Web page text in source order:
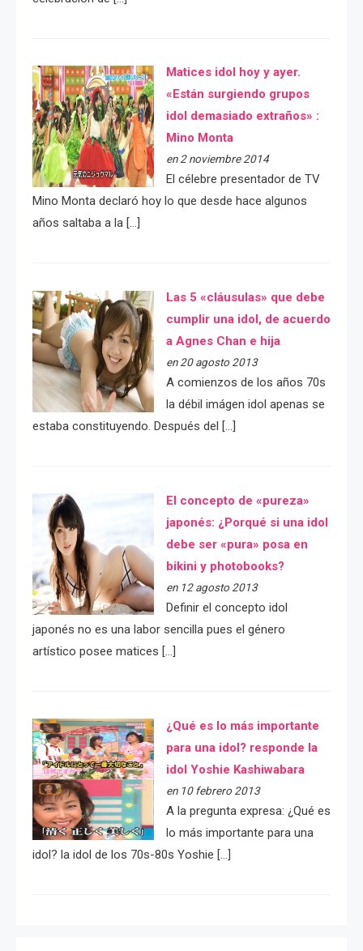
Matices idol hoy y ayer.
«Están surgiendo grupos
idol demasiado extraños» :
Mino Monta
en 2 noviembre 2014
El célebre presentador de TV
Mino Monta declaró hoy lo que desde hace algunos
años saltaba a la […]
Las 5 «cláusulas» que debe
cumplir una idol, de acuerdo
a Agnes Chan e hija
en 20 agosto 2013
A comienzos de los años 70s
la débil imágen idol apenas se
estaba constituyendo. Después del […]
El concepto de «pureza»
japonés: ¿Porqué si una idol
debe ser «pura» posa en
bikini y photobooks?
en 12 agosto 2013
Definir el concepto idol
japonés no es una labor sencilla pues el género
artístico posee matices […]
¿Qué es lo más importante
para una idol? responde la
idol Yoshie Kashiwabara
en 10 febrero 2013
A la pregunta expresa: ¿Qué es
lo más importante para una
idol? la idol de los 70s-80s Yoshie […]